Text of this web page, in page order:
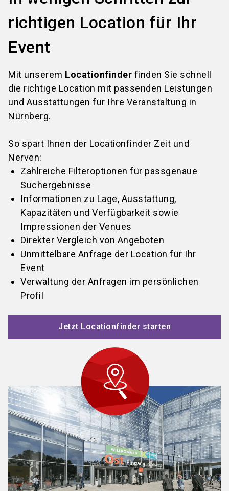
richtigen Location für Ihr
Event
Mit unserem Locationfinder finden Sie schnell
die richtige Location mit passenden Leistungen
und Ausstattungen für Ihre Veranstaltung in
Nürnberg.
So spart Ihnen der Locationfinder Zeit und
Nerven:
Zahlreiche Filteroptionen für passgenaue
Suchergebnisse
Informationen zu Lage, Ausstattung,
Kapazitäten und Verfügbarkeit sowie
Impressionen der Venues
Direkter Vergleich von Angeboten
Unmittelbare Anfrage der Location für Ihr
Event
Verwaltung der Anfragen im persönlichen
Profil
Jetzt Locationfinder starten